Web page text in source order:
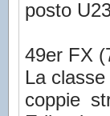
posto
49er FX
La
coppie